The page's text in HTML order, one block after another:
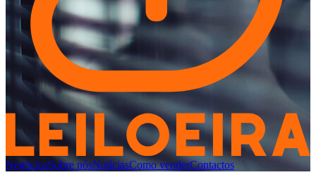
NegóciosSobre nósNotíciasComo venderContactos